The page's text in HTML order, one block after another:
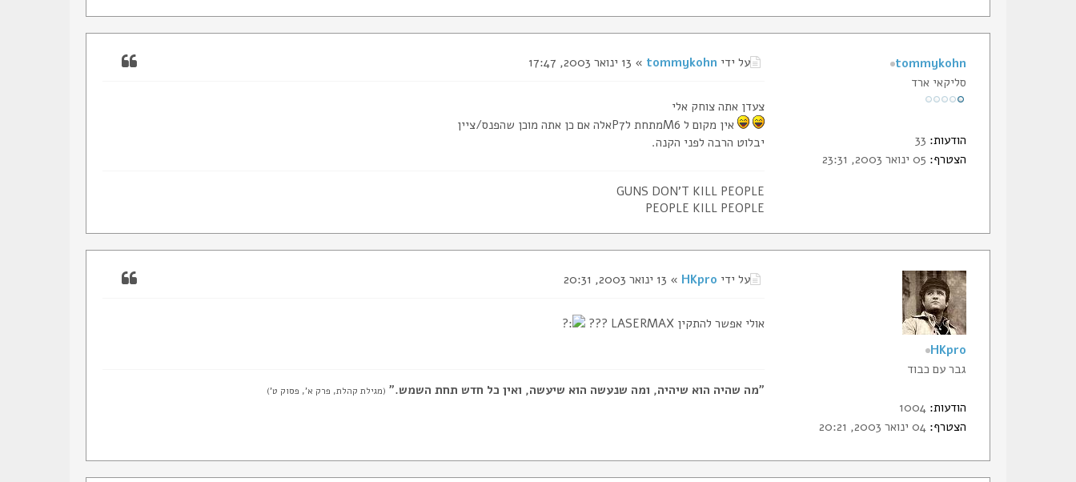
על ידי tommykohn » 13 ינואר 2003, 17:47
צעדן אתה צוחק אלי
אין מקום ל M6מתחת לP7אלה אם כן אתה מוכן שהפנס/ציין
יבלוט הרבה לפני הקנה.
GUNS DON'T KILL PEOPLE
PEOPLE KILL PEOPLE
tommykohn
סליקאי ארד
הודעות:
הצטרף:
על ידי HKpro » 13 ינואר 2003, 20:31
אולי אפשר להתקין LASERMAX ???
"מה שהיה הוא שיהיה, ומה שנעשה הוא שיעשה, ואין כל חדש תחת השמש." (מגילת קהלת, פרק א', פסוק ט')
HKpro
גבר עם כבוד
הודעות:
הצטרף: